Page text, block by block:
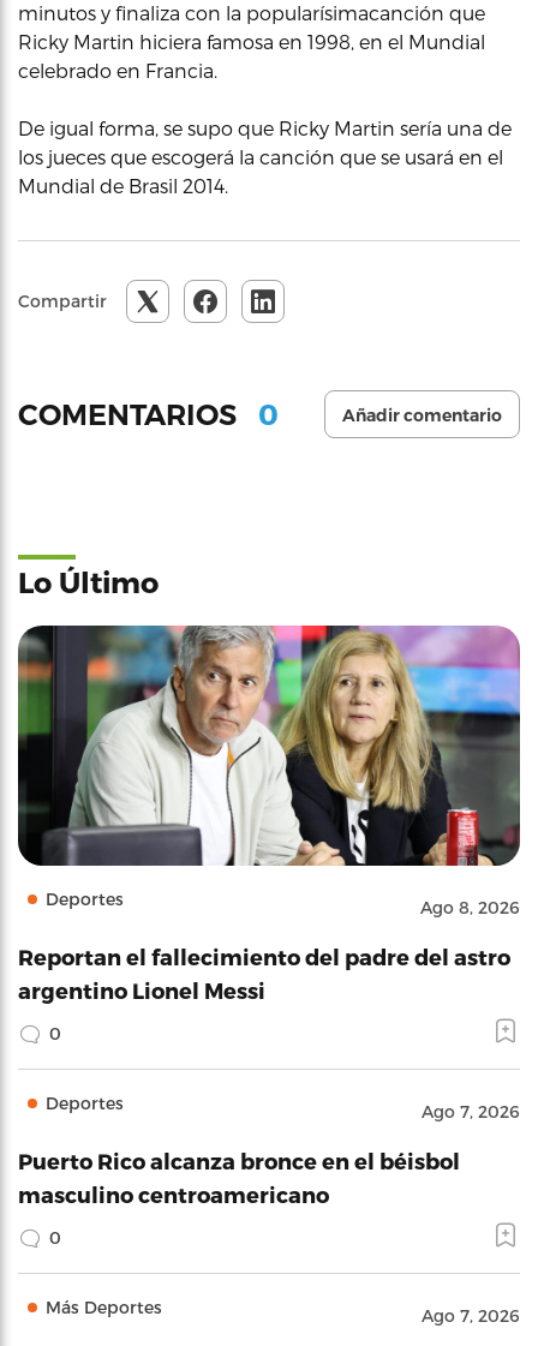
minutos y finaliza con la popularísimacanción que
Ricky Martin hiciera famosa en 1998, en el Mundial
celebrado en Francia.
De igual forma, se supo que Ricky Martin sería una de
los jueces que escogerá la canción que se usará en el
Mundial de Brasil 2014.
Compartir
COMENTARIOS 0 Añadir comentario
Lo Último
Deportes Ago 8, 2026
Reportan el fallecimiento del padre del astro
argentino Lionel Messi
0
Deportes Ago 7, 2026
Puerto Rico alcanza bronce en el béisbol
masculino centroamericano
0
Más Deportes Ago 7, 2026